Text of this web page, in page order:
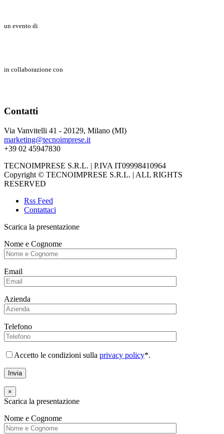
un evento di
in collaborazione con
Contatti
Via Vanvitelli 41 - 20129, Milano (MI)
marketing@tecnoimprese.it
+39 02 45947830
TECNOIMPRESE S.R.L. | P.IVA IT09998410964
Copyright © TECNOIMPRESE S.R.L. | ALL RIGHTS
RESERVED
Rss Feed
Contattaci
Scarica la presentazione
Nome e Cognome
Email
Azienda
Telefono
Accetto le condizioni sulla privacy policy*.
×
Scarica la presentazione
Nome e Cognome